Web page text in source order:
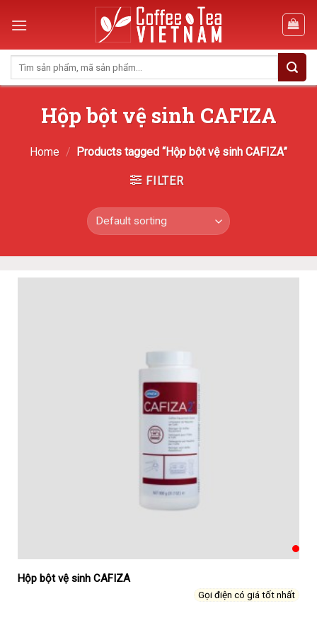
Hộp bột vệ sinh CAFIZA
Home / Products tagged “Hộp bột vệ sinh CAFIZA”
FILTER
Hộp bột vệ sinh CAFIZA
Gọi điện có giá tốt nhất